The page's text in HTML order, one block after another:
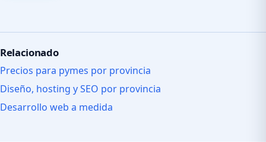
Relacionado
Precios para pymes por provincia
Diseño, hosting y SEO por provincia
Desarrollo web a medida